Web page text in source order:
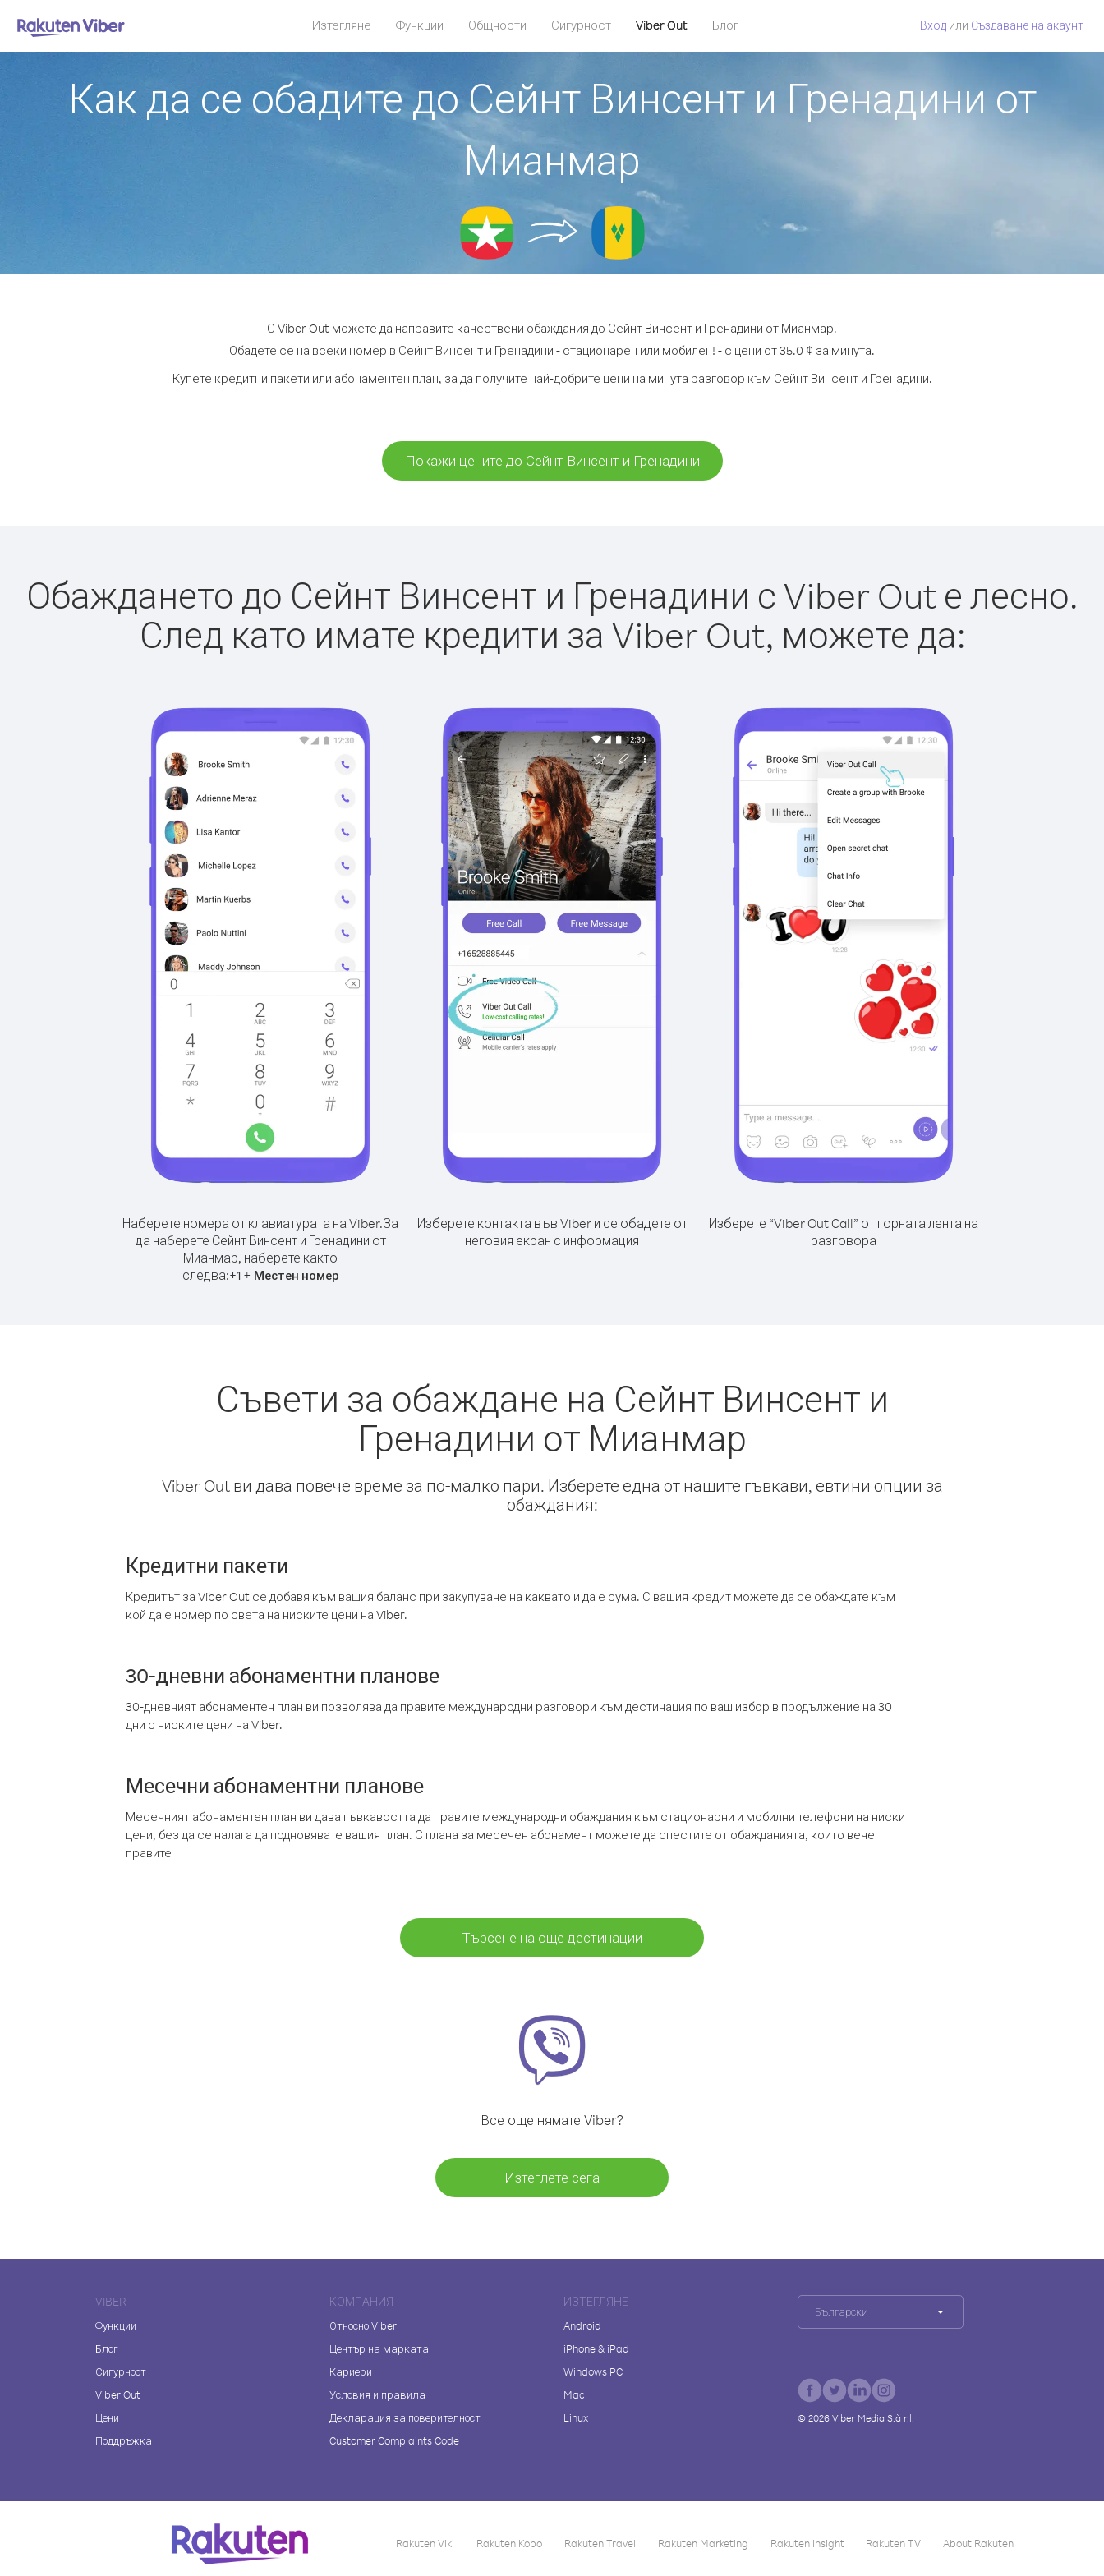
Изтегляне Функции Общности Сигурност Viber Out Блог Вход или Създаване на акаунт
Как да се обадите до Сейнт Винсент и Гренадини от
Мианмар
С Viber Out можете да направите качествени обаждания до Сейнт Винсент и Гренадини от Мианмар.
Обадете се на всеки номер в Сейнт Винсент и Гренадини - стационарен или мобилен! - с цени от 35.0 ¢ за минута.
Купете кредитни пакети или абонаментен план, за да получите най-добрите цени на минута разговор към Сейнт Винсент и Гренадини.
Покажи цените до Сейнт Винсент и Гренадини
Обаждането до Сейнт Винсент и Гренадини с Viber Out е лесно.
След като имате кредити за Viber Out, можете да:
Наберете номера от клавиатурата на Viber.За
да наберете Сейнт Винсент и Гренадини от
Мианмар, наберете както
следва:+1+ Местен номер
Изберете контакта във Viber и се обадете от
неговия екран с информация
Изберете “Viber Out Call” от горната лента на
разговора
Съвети за обаждане на Сейнт Винсент и
Гренадини от Мианмар
Viber Out ви дава повече време за по-малко пари. Изберете една от нашите гъвкави, евтини опции за
обаждания:
Кредитни пакети
Кредитът за Viber Out се добавя към вашия баланс при закупуване на каквато и да е сума. С вашия кредит можете да се обаждате към
кой да е номер по света на ниските цени на Viber.
30-дневни абонаментни планове
30-дневният абонаментен план ви позволява да правите международни разговори към дестинация по ваш избор в продължение на 30
дни с ниските цени на Viber.
Месечни абонаментни планове
Месечният абонаментен план ви дава гъвкавостта да правите международни обаждания към стационарни и мобилни телефони на ниски
цени, без да се налага да подновявате вашия план. С плана за месечен абонамент можете да спестите от обажданията, които вече
правите
Търсене на още дестинации
Все още нямате Viber?
Изтеглете сега
VIBER
Функции
Блог
Сигурност
Viber Out
Цени
Поддръжка
КОМПАНИЯ
Относно Viber
Център на марката
Кариери
Условия и правила
Декларация за поверителност
Customer Complaints Code
ИЗТЕГЛЯНЕ
Android
iPhone & iPad
Windows PC
Mac
Linux
Български
© 2026 Viber Media S.à r.l.
Rakuten Viki Rakuten Kobo Rakuten Travel Rakuten Marketing Rakuten Insight Rakuten TV About Rakuten